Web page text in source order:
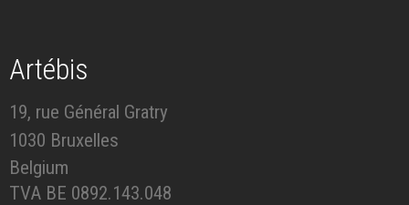
Artébis
19, rue Général Gratry
1030 Bruxelles
Belgium
TVA BE 0892.143.048